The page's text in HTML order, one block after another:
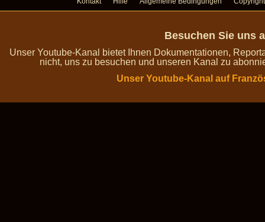
Besuchen Sie uns
Unser Youtube-Kanal bietet Ihnen Dokumentationen,
nicht, uns zu besuchen und unseren Kanal zu
Unser Youtube-Kanal auf